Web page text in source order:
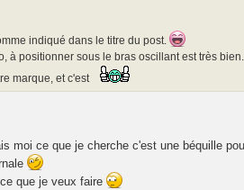
indiqué dans le titre du post.
à positionner sous le bras oscillant est très bien.
marque, et c'est
moi ce que je cherche c'est une béquille
que je veux faire